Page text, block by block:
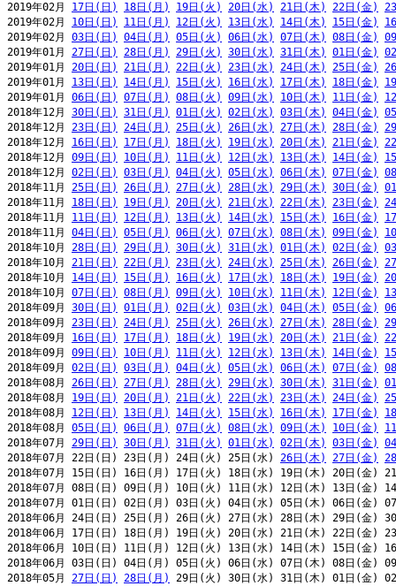
2019年02月 17日(日) 18日(月) 19日(火) 20日(水) 21日(木) 22日(金)
2019年02月 10日(日) 11日(月) 12日(火) 13日(水) 14日(木) 15日(金)
2019年02月 03日(日) 04日(月) 05日(火) 06日(水) 07日(木) 08日(金)
2019年01月 27日(日) 28日(月) 29日(火) 30日(水) 31日(木) 01日(金)
2019年01月 20日(日) 21日(月) 22日(火) 23日(水) 24日(木) 25日(金)
2019年01月 13日(日) 14日(月) 15日(火) 16日(水) 17日(木) 18日(金)
2019年01月 06日(日) 07日(月) 08日(火) 09日(水) 10日(木) 11日(金)
2018年12月 30日(日) 31日(月) 01日(火) 02日(水) 03日(木) 04日(金)
2018年12月 23日(日) 24日(月) 25日(火) 26日(水) 27日(木) 28日(金)
2018年12月 16日(日) 17日(月) 18日(火) 19日(水) 20日(木) 21日(金)
2018年12月 09日(日) 10日(月) 11日(火) 12日(水) 13日(木) 14日(金)
2018年12月 02日(日) 03日(月) 04日(火) 05日(水) 06日(木) 07日(金)
2018年11月 25日(日) 26日(月) 27日(火) 28日(水) 29日(木) 30日(金)
2018年11月 18日(日) 19日(月) 20日(火) 21日(水) 22日(木) 23日(金)
2018年11月 11日(日) 12日(月) 13日(火) 14日(水) 15日(木) 16日(金)
2018年11月 04日(日) 05日(月) 06日(火) 07日(水) 08日(木) 09日(金)
2018年10月 28日(日) 29日(月) 30日(火) 31日(水) 01日(木) 02日(金)
2018年10月 21日(日) 22日(月) 23日(火) 24日(水) 25日(木) 26日(金)
2018年10月 14日(日) 15日(月) 16日(火) 17日(水) 18日(木) 19日(金)
2018年10月 07日(日) 08日(月) 09日(火) 10日(水) 11日(木) 12日(金)
2018年09月 30日(日) 01日(月) 02日(火) 03日(水) 04日(木) 05日(金)
2018年09月 23日(日) 24日(月) 25日(火) 26日(水) 27日(木) 28日(金)
2018年09月 16日(日) 17日(月) 18日(火) 19日(水) 20日(木) 21日(金)
2018年09月 09日(日) 10日(月) 11日(火) 12日(水) 13日(木) 14日(金)
2018年09月 02日(日) 03日(月) 04日(火) 05日(水) 06日(木) 07日(金)
2018年08月 26日(日) 27日(月) 28日(火) 29日(水) 30日(木) 31日(金)
2018年08月 19日(日) 20日(月) 21日(火) 22日(水) 23日(木) 24日(金)
2018年08月 12日(日) 13日(月) 14日(火) 15日(水) 16日(木) 17日(金)
2018年08月 05日(日) 06日(月) 07日(火) 08日(水) 09日(木) 10日(金)
2018年07月 29日(日) 30日(月) 31日(火) 01日(水) 02日(木) 03日(金)
2018年07月 22日(日) 23日(月) 24日(火) 25日(水) 26日(木) 27日(金)
2018年07月 15日(日) 16日(月) 17日(火) 18日(水) 19日(木) 20日(金)
2018年07月 08日(日) 09日(月) 10日(火) 11日(水) 12日(木) 13日(金)
2018年07月 01日(日) 02日(月) 03日(火) 04日(水) 05日(木) 06日(金)
2018年06月 24日(日) 25日(月) 26日(火) 27日(水) 28日(木) 29日(金)
2018年06月 17日(日) 18日(月) 19日(火) 20日(水) 21日(木) 22日(金)
2018年06月 10日(日) 11日(月) 12日(火) 13日(水) 14日(木) 15日(金)
2018年06月 03日(日) 04日(月) 05日(火) 06日(水) 07日(木) 08日(金)
2018年05月 27日(日) 28日(月)
29日(火) 30日(水) 31日(木) 01日(金)